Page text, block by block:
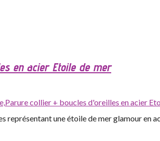
en acier Etoile de mer
Parure collier + boucles d'oreilles en acier
représentant une étoile de mer glamour en